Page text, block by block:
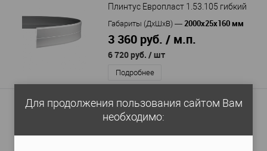
Плинтус Европласт 1.53.105 гибкий
Габариты (ДхШхВ) — 2000х25х160 мм
3 360 руб. / м.п.
6 720 руб. / шт
Подробнее
Плинтус Bello Deco ПЛ 29 Серый
гранит
Для продолжения пользования сайтом Вам
необходимо: